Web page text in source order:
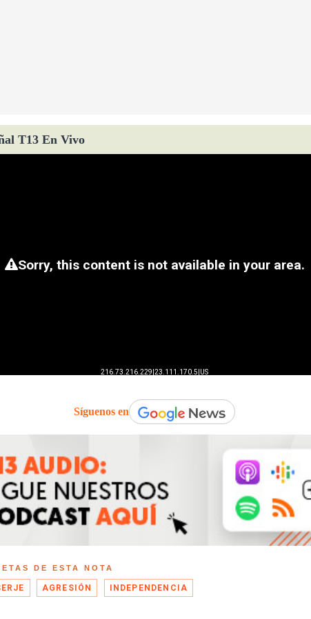
T13 En Vivo
Síguenos en
DE ESTA NOTA
AGRESIÓN INDEPENDENCIA